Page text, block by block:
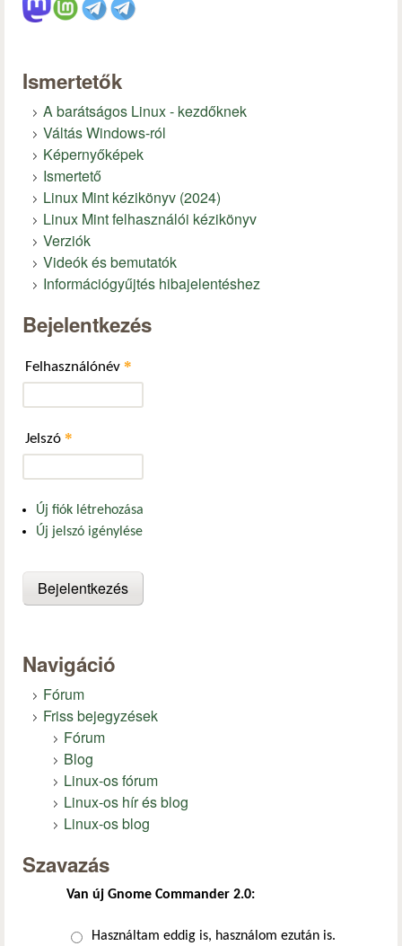
Ismertetők
A barátságos Linux - kezdőknek
Váltás Windows-ról
Képernyőképek
Ismertető
Linux Mint kézikönyv (2024)
Linux Mint felhasználói kézikönyv
Verziók
Videók és bemutatók
Információgyűjtés hibajelentéshez
Bejelentkezés
Felhasználónév *
Jelszó *
Új fiók létrehozása
Új jelszó igénylése
Navigáció
Fórum
Friss bejegyzések
Fórum
Blog
Linux-os fórum
Linux-os hír és blog
Linux-os blog
Szavazás
Van új Gnome Commander 2.0:
Választások
Használtam eddig is, használom ezután is.